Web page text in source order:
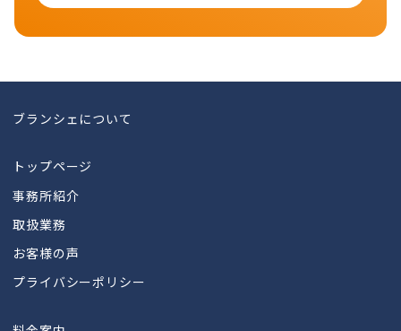
ブランシェについて
トップページ
事務所紹介
取扱業務
お客様の声
プライバシーポリシー